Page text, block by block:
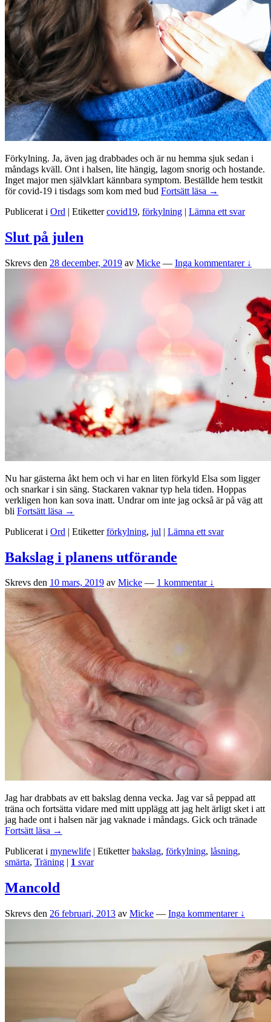
Förkylning. Ja, även jag drabbades och är nu hemma sjuk sedan i
måndags kväll. Ont i halsen, lite hängig, lagom snorig och hostande.
Inget major men självklart kännbara symptom. Beställde hem testkit
för covid-19 i tisdags som kom med bud Fortsätt läsa Förkylning
covid-
→
Publicerat i Ord | Etiketter covid19, förkylning | Lämna ett svar
Slut på julen
Skrevs den 28 december, 2019 av Micke — Inga kommentarer ↓
Nu har gästerna åkt hem och vi har en liten förkyld Elsa som ligger
och snarkar i sin säng. Stackaren vaknar typ hela tiden. Hoppas
verkligen hon kan sova inatt. Undrar om inte jag också är på väg att
bli Fortsätt läsa Slut
julen
→
Publicerat i Ord | Etiketter förkylning, jul | Lämna ett svar
Bakslag i planens utförande
Skrevs den 10 mars, 2019 av Micke — 1 kommentar ↓
Jag har drabbats av ett bakslag denna vecka. Jag var så peppad att
träna och fortsätta vidare med mitt upplägg att jag helt ärligt sket i att
jag hade ont i halsen när jag vaknade i måndags. Gick och tränade
Fortsätt läsa Bakslag
planens
utförande
→
Publicerat i mynewlife | Etiketter bakslag, förkylning, låsning,
smärta, Träning | 1 svar
Mancold
Skrevs den 26 februari, 2013 av Micke — Inga kommentarer ↓